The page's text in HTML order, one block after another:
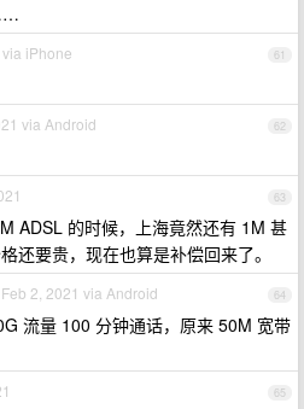
61
iPhone
62
via Android
63
ADSL 的时候，上海竟然还有 1M 甚
还要贵，现在也算是补偿回来了。
64
Feb 2, 2021 via Android
流量 100 分钟通话，原来 50M 宽带
65